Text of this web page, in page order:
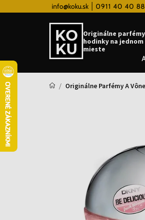
info@koku.sk 0911 40 40 88
Doprava zadarmo
Originálne
hodinky na jednom
mieste
Originálne Parfémy A Vône